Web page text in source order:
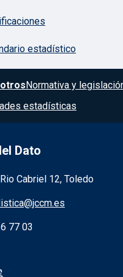
estadístico
pieNormativa y
estadísticas
Dato
de la
Cabriel 12, Toledo
77 03